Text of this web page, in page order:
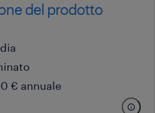
del prodotto
€ annuale